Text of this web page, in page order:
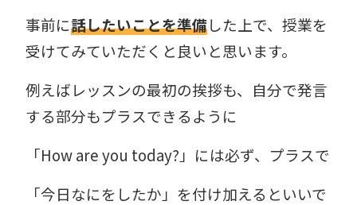
事前に話したいことを準備した上で、授業を
受けてみていただくと良いと思います。
例えばレッスンの最初の挨拶も、自分で発言
する部分もプラスできるように
「How are you today?」には必ず、プラスで
「今日なにをしたか」を付け加えるといいで